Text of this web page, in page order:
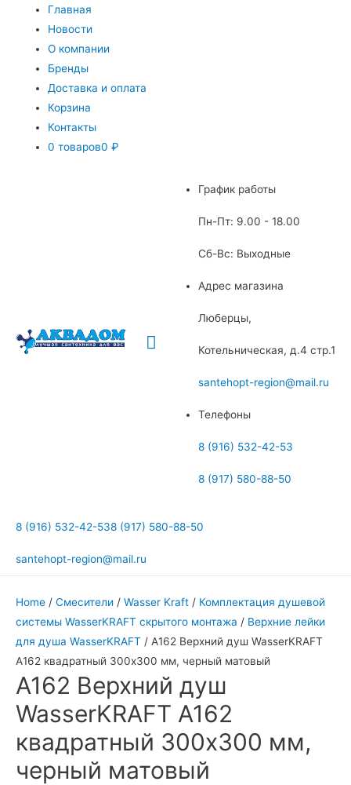
Главная
Новости
О компании
Бренды
Доставка и оплата
Корзина
Контакты
0 товаров0 ₽
Главное
График работы
Пн-Пт: 9.00 - 18.00
Сб-Вс: Выходные
Адрес магазина
Люберцы,
Котельническая, д.4 стр.1
santehopt-region@mail.ru
Телефоны
8 (916) 532-42-53
8 (917) 580-88-50
8 (916) 532-42-538 (917) 580-88-50
santehopt-region@mail.ru
Home / Смесители / Wasser Kraft / Комплектация душевой
системы WasserKRAFT скрытого монтажа / Верхние лейки
для душа WasserKRAFT / А162 Верхний душ WasserKRAFT
A162 квадратный 300х300 мм, черный матовый
А162 Верхний душ
WasserKRAFT A162
квадратный 300х300 мм,
черный матовый